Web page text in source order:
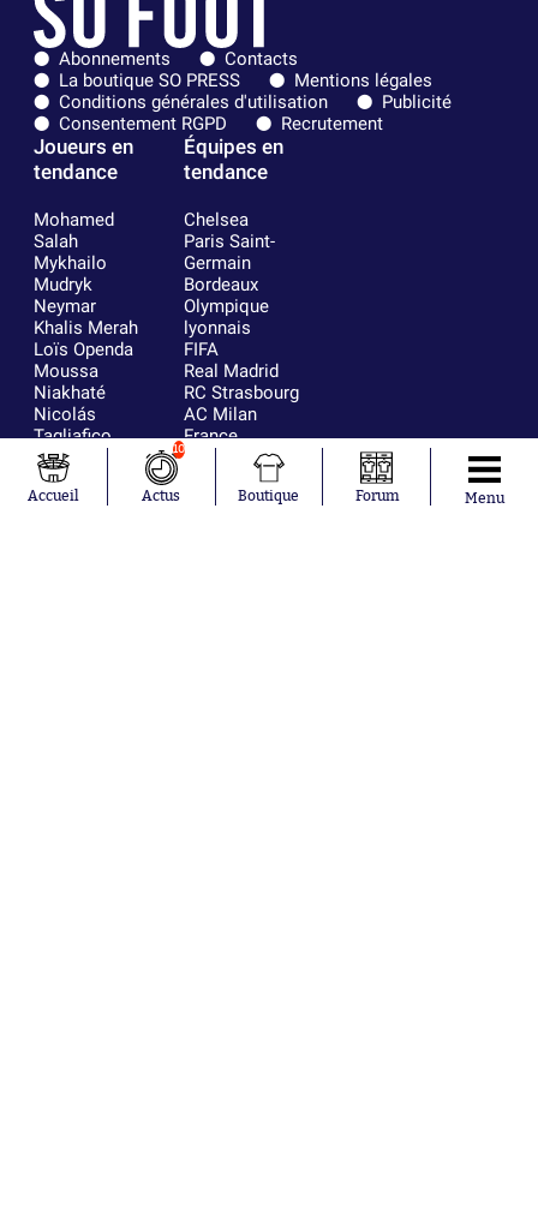
Abonnements
Contacts
La boutique SO PRESS
Mentions légales
Conditions générales d'utilisation
Publicité
Consentement RGPD
Recrutement
Joueurs en
tendance
Mohamed
Salah
Mykhailo
Mudryk
Neymar
Khalis Merah
Loïs Openda
Moussa
Niakhaté
Nicolás
Tagliafico
Pavel Šulc
Josh Maja
Gauthier Hein
Équipes en
tendance
Chelsea
Paris Saint-
Germain
Bordeaux
Olympique
lyonnais
FIFA
Real Madrid
RC Strasbourg
AC Milan
France
RC Lens
Accueil
10
Actus Boutique Forum Menu